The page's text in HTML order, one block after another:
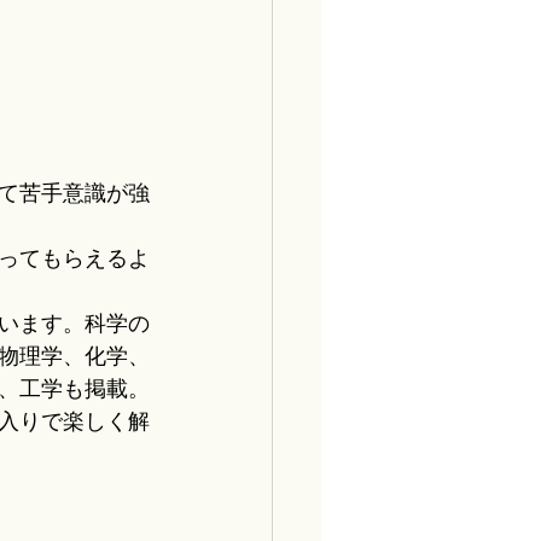
苦手意識が強
てもらえるよ
ます。科学の
理学、化学、
工学も掲載。
りで楽しく解